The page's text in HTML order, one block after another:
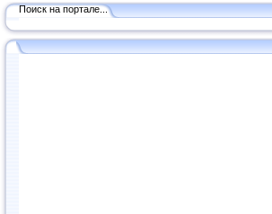
Поиск на портале...